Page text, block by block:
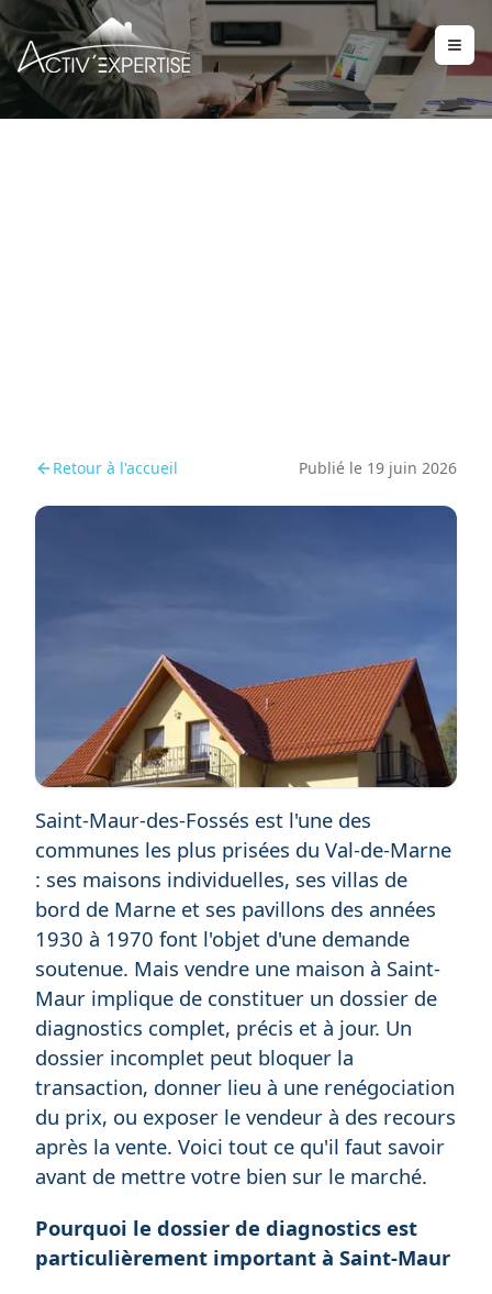
Retour à l'accueil Publié le 19 juin 2026
Saint-Maur-des-Fossés est l'une des
communes les plus prisées du Val-de-Marne
: ses maisons individuelles, ses villas de
bord de Marne et ses pavillons des années
1930 à 1970 font l'objet d'une demande
soutenue. Mais vendre une maison à Saint-
Maur implique de constituer un dossier de
diagnostics complet, précis et à jour. Un
dossier incomplet peut bloquer la
transaction, donner lieu à une renégociation
du prix, ou exposer le vendeur à des recours
après la vente. Voici tout ce qu'il faut savoir
avant de mettre votre bien sur le marché.
Pourquoi le dossier de diagnostics est
particulièrement important à Saint-Maur